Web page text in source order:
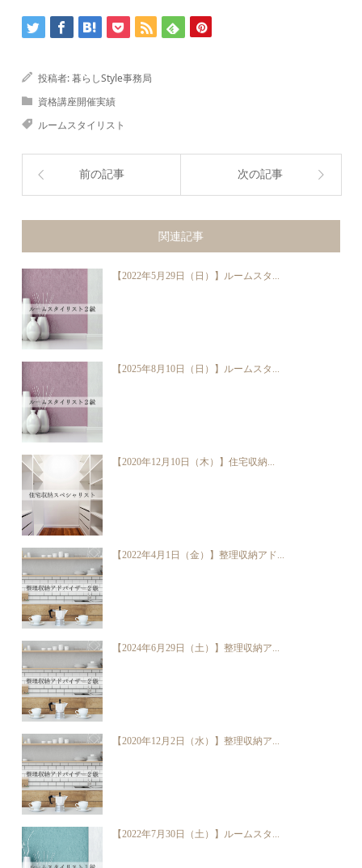
投稿者:暮らしStyle事務局
資格講座開催実績
ルームスタイリスト
前の記事 次の記事
関連記事
【2022年5月29日（日）】ルームスタ...
【2025年8月10日（日）】ルームスタ...
【2020年12月10日（木）】住宅収納...
【2022年4月1日（金）】整理収納アド...
【2024年6月29日（土）】整理収納ア...
【2020年12月2日（水）】整理収納ア...
【2022年7月30日（土）】ルームスタ...